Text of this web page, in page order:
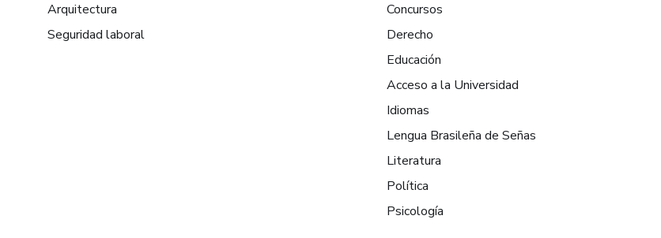
Arquitectura
Seguridad laboral
Concursos
Derecho
Educación
Acceso a la Universidad
Idiomas
Lengua Brasileña de Señas
Literatura
Política
Psicología